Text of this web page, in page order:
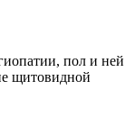
пол и ней
щитовидной